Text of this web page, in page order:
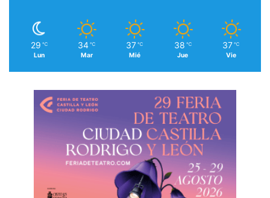
29 ℃
Lun
34 ℃
Mar
37 ℃
Mié
38 ℃
Jue
37 ℃
Vie